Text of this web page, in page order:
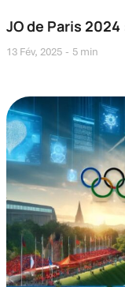
JO de Paris
13 Fév, 2025 5 min